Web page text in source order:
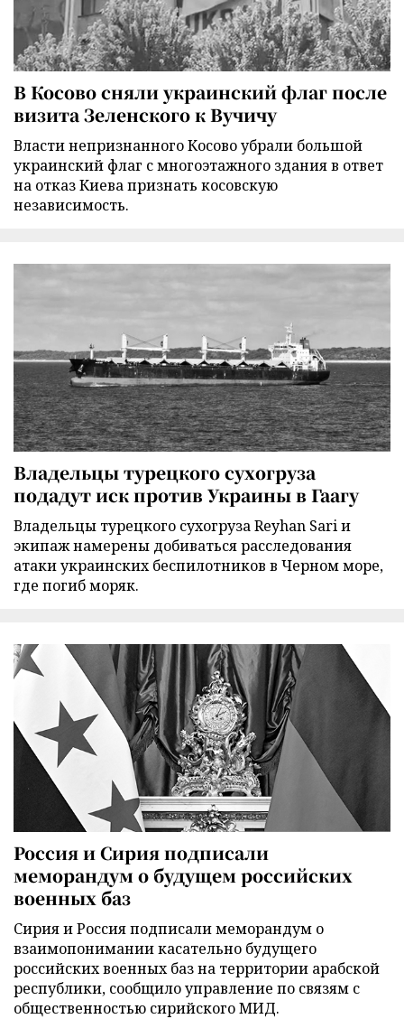
В Косово сняли украинский флаг после
визита Зеленского к Вучичу
Власти непризнанного Косово убрали большой
украинский флаг с многоэтажного здания в ответ
на отказ Киева признать косовскую
независимость.
Владельцы турецкого сухогруза
подадут иск против Украины в Гаагу
Владельцы турецкого сухогруза Reyhan Sari и
экипаж намерены добиваться расследования
атаки украинских беспилотников в Черном море,
где погиб моряк.
Россия и Сирия подписали
меморандум о будущем российских
военных баз
Сирия и Россия подписали меморандум о
взаимопонимании касательно будущего
российских военных баз на территории арабской
республики, сообщило управление по связям с
общественностью сирийского МИД.